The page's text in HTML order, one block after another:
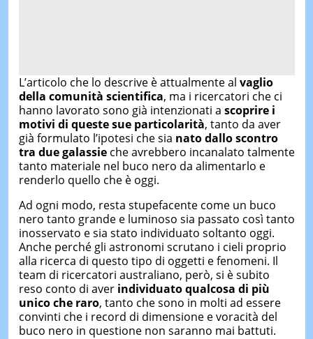
L’articolo che lo descrive è attualmente al vaglio
della comunità scientifica, ma i ricercatori che ci
hanno lavorato sono già intenzionati a scoprire i
motivi di queste sue particolarità, tanto da aver
già formulato l’ipotesi che sia nato dallo scontro
tra due galassieche avrebbero incanalato talmente
tanto materiale nel buco nero da alimentarlo e
renderlo quello che è oggi.
Ad ogni modo, resta stupefacente come un buco
nero tanto grande e luminoso sia passato così tanto
inosservato e sia stato individuato soltanto oggi.
Anche perché gli astronomi scrutano i cieli proprio
alla ricerca di questo tipo di oggetti e fenomeni. Il
team di ricercatori australiano, però, si è subito
reso conto di aver individuato qualcosa di più
unico che raro, tanto che sono in molti ad essere
convinti che i record di dimensione e voracità del
buco nero in questione non saranno mai battuti.